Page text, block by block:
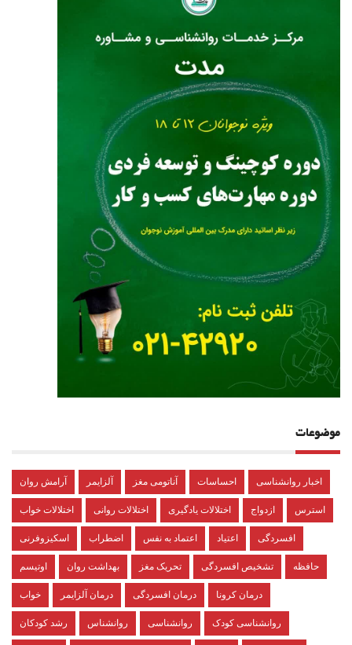
موضوعات
آرامش روان آلزایمر آناتومی مغز احساسات اخبار روانشناسی
اختلالات خواب اختلالات روانی اختلالات یادگیری ازدواج استرس
اسکیزوفرنی اضطراب اعتماد به نفس اعتیاد افسردگی
اوتیسم بهداشت روان تحریک مغز تشخیص افسردگی حافظه
خواب درمان آلزایمر درمان افسردگی درمان کرونا
رشد کودکان روانشناس روانشناسی روانشناسی کودک